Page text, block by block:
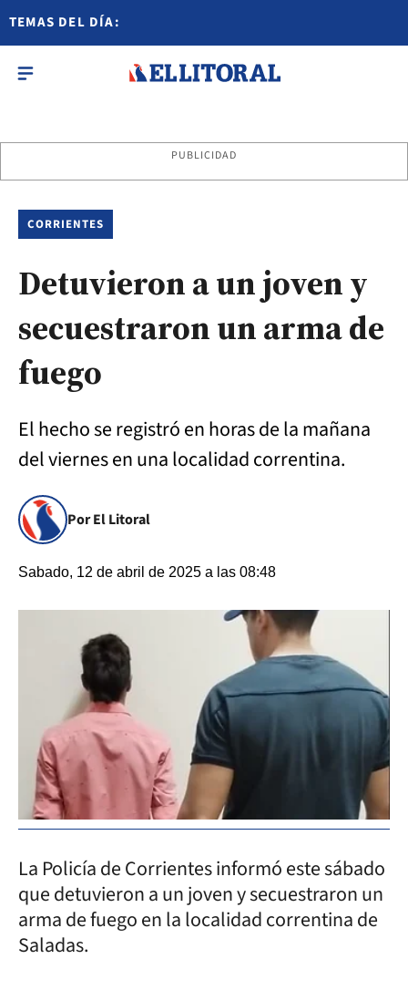
TEMAS DEL DÍA:
PUBLICIDAD
CORRIENTES
Detuvieron a un joven y
secuestraron un arma de
fuego
El hecho se registró en horas de la mañana
del viernes en una localidad correntina.
Por El Litoral
Sabado, 12 de abril de 2025 a las 08:48
La Policía de Corrientes informó este sábado
que detuvieron a un joven y secuestraron un
arma de fuego en la localidad correntina de
Saladas.